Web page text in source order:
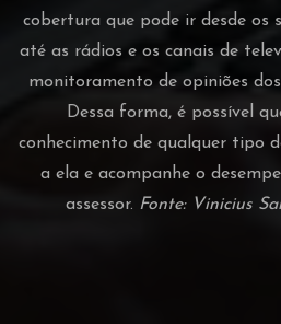
cobertura que pode ir desde os
até as rádios e os canais de
monitoramento de opiniões
Dessa forma, é possível
conhecimento de qualquer tipo
a ela e acompanhe o
assessor. Fonte: Vinicius